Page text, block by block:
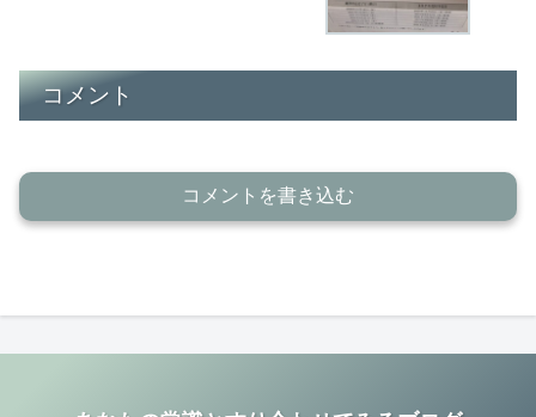
コメント
コメントを書き込む